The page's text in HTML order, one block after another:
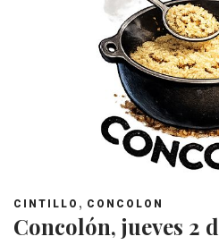
CINTILLO , CONCOLON
Concolón, jueves 2